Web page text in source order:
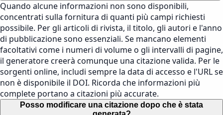
Quando alcune informazioni non sono disponibili,
concentrati sulla fornitura di quanti più campi richiesti
possibile. Per gli articoli di rivista, il titolo, gli autori e l'anno
di pubblicazione sono essenziali. Se mancano elementi
facoltativi come i numeri di volume o gli intervalli di pagine,
il generatore creerà comunque una citazione valida. Per le
sorgenti online, includi sempre la data di accesso e l'URL se
non è disponibile il DOI. Ricorda che informazioni più
complete portano a citazioni più accurate.
Posso modificare una citazione dopo che è stata